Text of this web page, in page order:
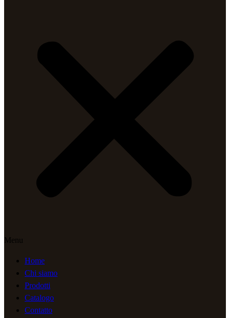
Menu
Home
Chi siamo
Prodotti
Catalogo
Contatto